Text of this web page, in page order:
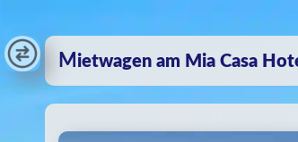
Mietwagen am Mia Casa